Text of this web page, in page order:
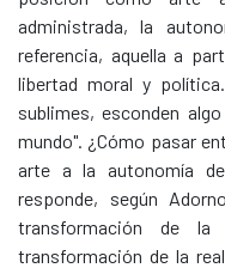
administrada, la
referencia, aquella a
libertad moral y
sublimes, esconden
mundo". ¿Cómo pasar
arte a la autonomía
responde, según
transformación de
transformación de la